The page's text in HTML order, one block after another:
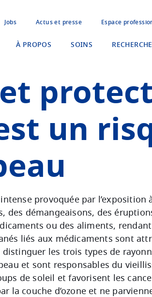
Jobs Actus et presse Espace
À PROPOS SOINS RECHERCHE
un
provoquée par
des démangeaisons, des
ou des aliments,
liés aux médicaments sont
les trois types de
et sont responsables du
de soleil et favorisent les
la couche d’ozone et ne